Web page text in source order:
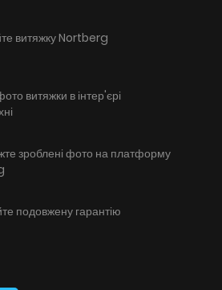
витяжку Nortberg
витяжки в інтер'єрі
зроблені фото на платформу
подовжену гарантію